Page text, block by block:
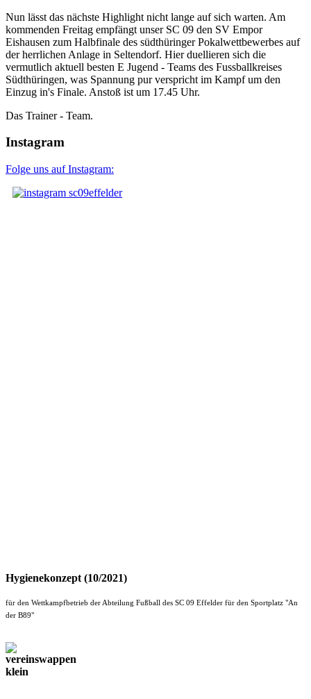
Nun lässt das nächste Highlight nicht lange auf sich warten. Am
kommenden Freitag empfängt unser SC 09 den SV Empor
Eishausen zum Halbfinale des südthüringer Pokalwettbewerbes auf
der herrlichen Anlage in Seltendorf. Hier duellieren sich die
vermutlich aktuell besten E Jugend - Teams des Fussballkreises
Südthüringen, was Spannung pur verspricht im Kampf um den
Einzug in's Finale. Anstoß ist um 17.45 Uhr.
Das Trainer - Team.
Instagram
Folge uns auf Instagram:
Hygienekonzept (10/2021)
für den Wettkampfbetrieb der Abteilung Fußball des SC 09 Effelder für den Sportplatz "An
der B89"